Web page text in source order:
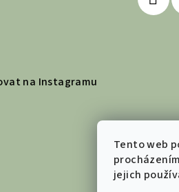
Tento web
jejich
na Instagramu